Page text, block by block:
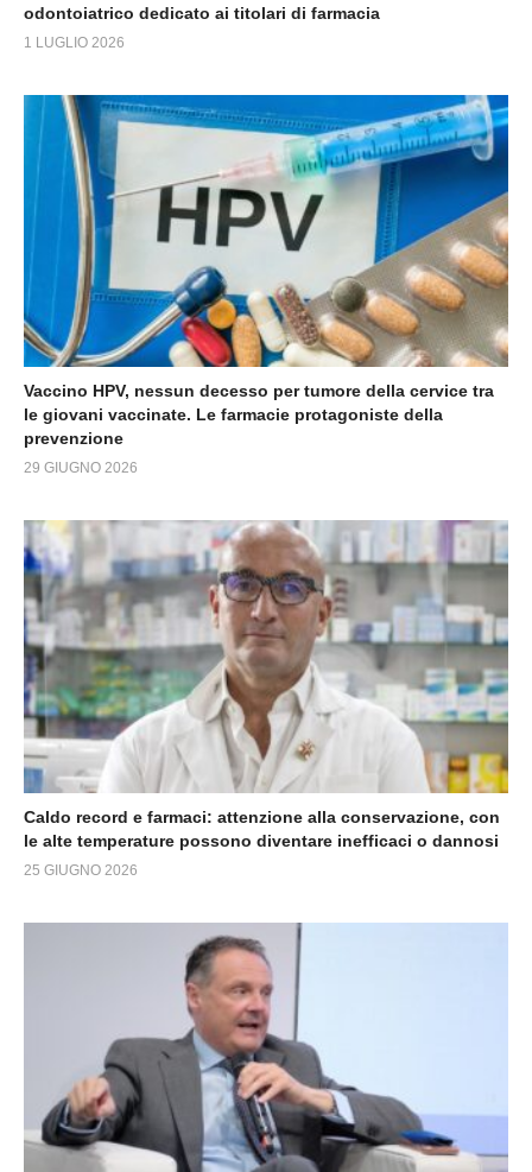
odontoiatrico dedicato ai titolari di farmacia
1 LUGLIO 2026
Vaccino HPV, nessun decesso per tumore della cervice tra
le giovani vaccinate. Le farmacie protagoniste della
prevenzione
29 GIUGNO 2026
Caldo record e farmaci: attenzione alla conservazione, con
le alte temperature possono diventare inefficaci o dannosi
25 GIUGNO 2026